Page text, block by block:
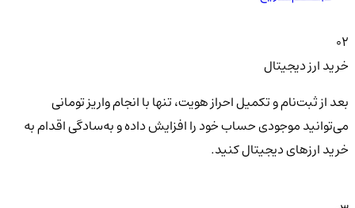
02
خرید ارز دیجیتال
بعد از ثبت‌نام و تکمیل احراز هویت، تنها با انجام واریز تومانی
می‌توانید موجودی حساب خود را افزایش داده و به‌سادگی اقدام به
خرید ارزهای دیجیتال کنید.